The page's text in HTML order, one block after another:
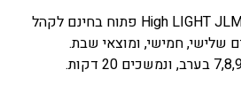
מעתה יהיה מופע הלייזר High LIGHT JLM פתוח בחינם לקהל
שלישי, חמישי, ומוצאי שבת.